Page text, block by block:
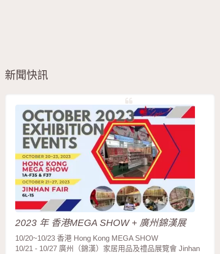
新聞快訊
2023 年 香港MEGA SHOW + 廣州錦漢展
10/20~10/23 香港 Hong Kong MEGA SHOW
10/21 - 10/27 廣州（錦漢）家居用品及禮品展覽會 Jinhan